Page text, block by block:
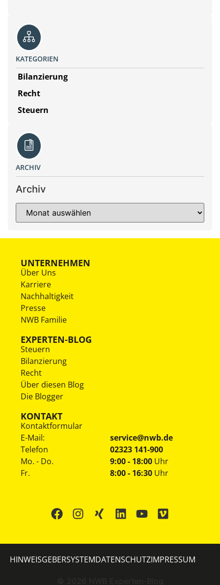
KATEGORIEN
Bilanzierung
Recht
Steuern
ARCHIV
Archiv
UNTERNEHMEN
Über Uns
Karriere
Nachhaltigkeit
Presse
NWB Familie
EXPERTEN-BLOG
Steuern
Bilanzierung
Recht
Über diesen Blog
Die Blogger
KONTAKT
Kontaktformular
E-Mail:
service@nwb.de
Telefon
02323 141-900
Mo. - Do.
Fr.
9:00 - 18:00 Uhr
8:00 - 16:30 Uhr
© 2026 NWB Experten-Blog
HINWEISGEBERSYSTEMDATENSCHUTZIMPRESSUM